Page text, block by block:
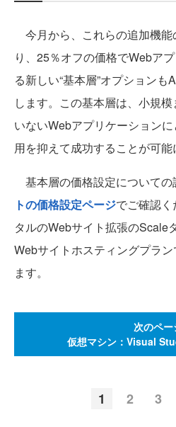
今月から、これらの追加機
り、25％オフの価格でWebア
る新しい“基本層”オプションも
します。この基本層は、小規
いないWebアプリケーション
用を抑えて成功することが可能
基本層の価格設定についての
トの価格設定ページでご確認
タルのWebサイト拡張のScale
Webサイトホスティングプラ
ます。
次のペー
仮想マシン：Visual
1 2 3